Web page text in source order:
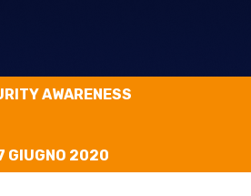
AWARENESS
GIUGNO 2020